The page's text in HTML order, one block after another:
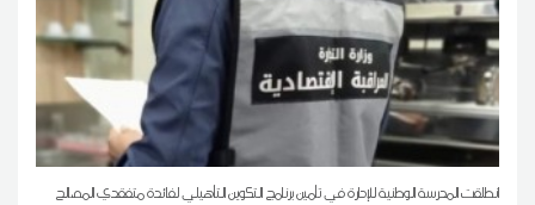
انطلقت المدرسة الوطنية للإدارة في تأمين برنامج التكوين التأهيلي لفائدة متفقدي المصالح